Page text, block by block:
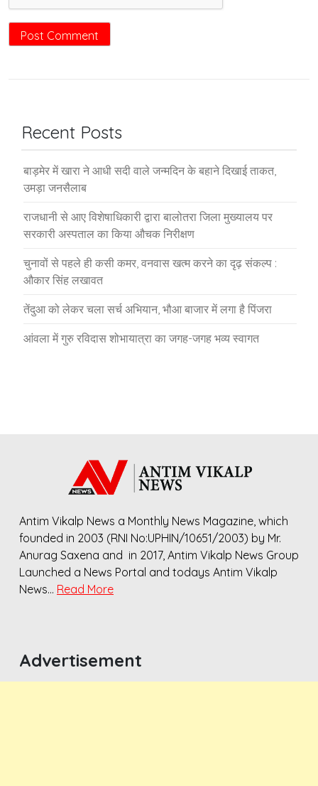
Recent Posts
बाड़मेर में खारा ने आधी सदी वाले जन्मदिन के बहाने दिखाई ताकत,
उमड़ा जनसैलाब
राजधानी से आए विशेषाधिकारी द्वारा बालोतरा जिला मुख्यालय पर
सरकारी अस्पताल का किया औचक निरीक्षण
चुनावों से पहले ही कसी कमर, वनवास खत्म करने का दृढ़ संकल्प :
औकार सिंह लखावत
तेंदुआ को लेकर चला सर्च अभियान, भौआ बाजार में लगा है पिंजरा
आंवला में गुरु रविदास शोभायात्रा का जगह-जगह भव्य स्वागत
Antim Vikalp News a Monthly News Magazine, which
founded in 2003 (RNI No:UPHIN/10651/2003) by Mr.
Anurag Saxena and in 2017, Antim Vikalp News Group
Launched a News Portal and todays Antim Vikalp
News… Read More
Advertisement